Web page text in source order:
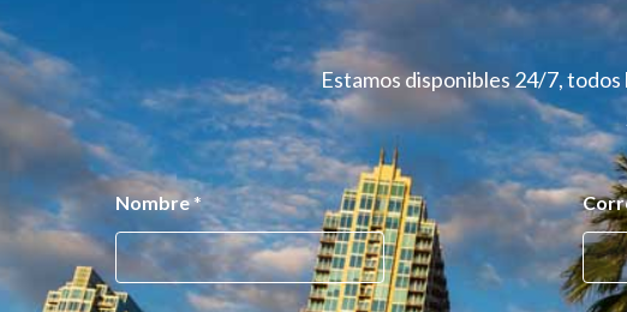
Estamos disponibles 24/7, todos
Nombre*
*
R
e
n
u
n